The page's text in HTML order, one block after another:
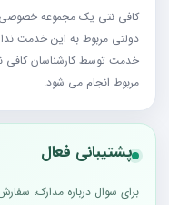
کافی نتی یک مجموعه خصوصی
دولتی مربوط به این خدمت
خدمت توسط کارشناسان کافی
مربوط انجام می شود.
پشتیبانی فعال
برای سوال درباره مدارک،